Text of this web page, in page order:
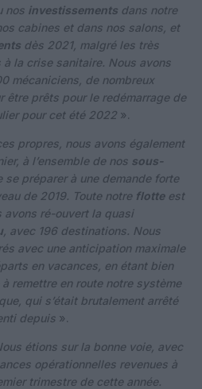
nos investissements dans notre
cabines et dans nos salons, et
dès 2021, malgré les très
la crise sanitaire. Nous avons
mécaniciens, de nombreux
être prêts pour le redémarrage de
pour cet été 2022 ».
propres, nous avons également
à l’ensemble de nos sous-
se préparer à une demande forte
de 2019. Toute notre flotteest
avons ré-ouvert la quasi
, avec 196 destinations. Nous
avec une anticipation maximale
en vacances, en étant bien
remettre en route notre système
qui s’était brutalement arrêté
depuis ».
étions sur la bonne voie, avec
opérationnelles revenues à
trimestre de cette année.